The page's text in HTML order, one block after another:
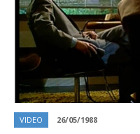
VIDEO 26/05/1988